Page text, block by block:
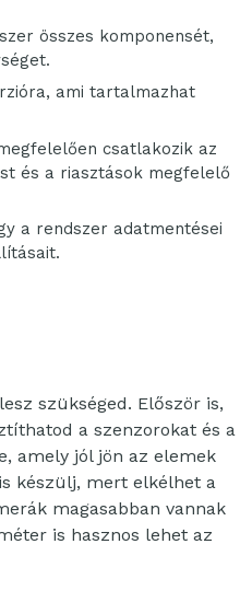
összes komponensét,
ami tartalmazhat
csatlakozik az
és a riasztások megfelelő
a rendszer adatmentései
szükséged. Először is,
a szenzorokat és a
amely jól jön az elemek
készülj, mert elkélhet a
magasabban vannak
is hasznos lehet az